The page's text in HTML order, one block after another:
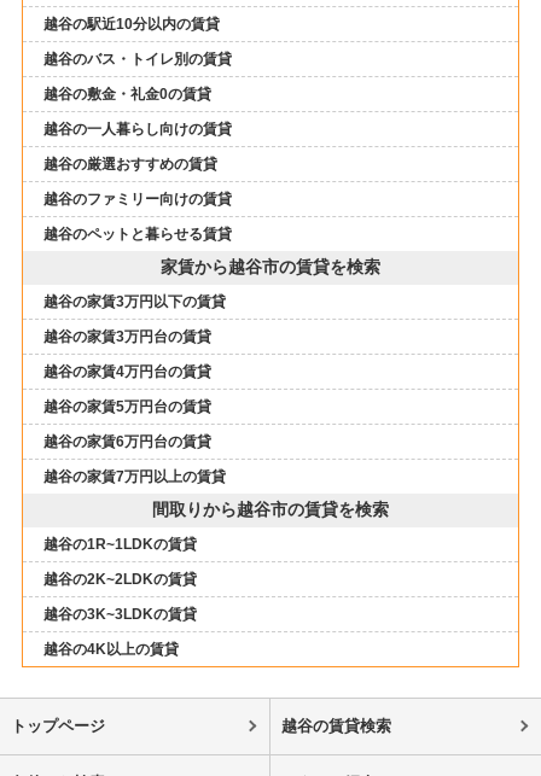
越谷の駅近10分以内の賃貸
越谷のバス・トイレ別の賃貸
越谷の敷金・礼金0の賃貸
越谷の一人暮らし向けの賃貸
越谷の厳選おすすめの賃貸
越谷のファミリー向けの賃貸
越谷のペットと暮らせる賃貸
家賃から越谷市の賃貸を検索
越谷の家賃3万円以下の賃貸
越谷の家賃3万円台の賃貸
越谷の家賃4万円台の賃貸
越谷の家賃5万円台の賃貸
越谷の家賃6万円台の賃貸
越谷の家賃7万円以上の賃貸
間取りから越谷市の賃貸を検索
越谷の1R~1LDKの賃貸
越谷の2K~2LDKの賃貸
越谷の3K~3LDKの賃貸
越谷の4K以上の賃貸
トップページ 越谷の賃貸検索